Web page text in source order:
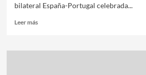
bilateral España-Portugal celebrada...
Leer más